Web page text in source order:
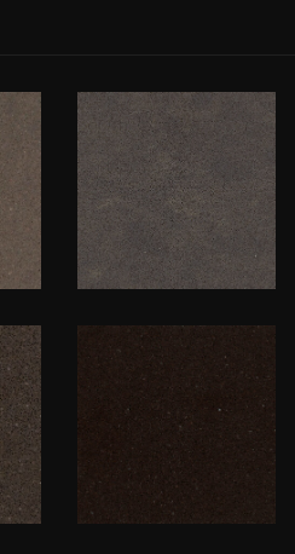
Caesarstone
4350 Mink
Classico